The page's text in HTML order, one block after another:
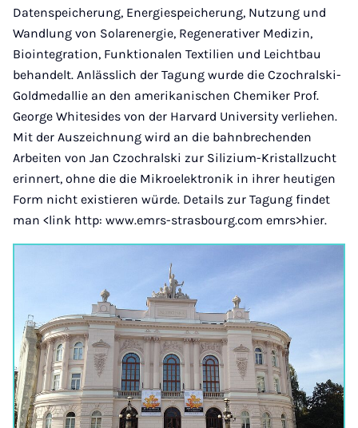
Datenspeicherung, Energiespeicherung, Nutzung und
Wandlung von Solarenergie, Regenerativer Medizin,
Biointegration, Funktionalen Textilien und Leichtbau
behandelt. Anlässlich der Tagung wurde die Czochralski-
Goldmedallie an den amerikanischen Chemiker Prof.
George Whitesides von der Harvard University verliehen.
Mit der Auszeichnung wird an die bahnbrechenden
Arbeiten von Jan Czochralski zur Silizium-Kristallzucht
erinnert, ohne die die Mikroelektronik in ihrer heutigen
Form nicht existieren würde. Details zur Tagung findet
man <link http: www.emrs-strasbourg.com emrs>hier.